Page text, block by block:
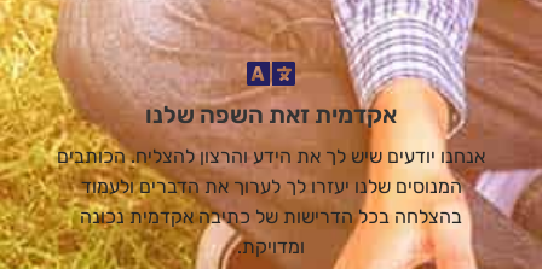
אקדמית זאת השפה שלנו
אנחנו יודעים שיש לך את הידע והרצון להצליח. הכותבים
המנוסים שלנו יעזרו לך לערוך את הדברים ולעמוד
בהצלחה בכל הדרישות של כתיבה אקדמית נכונה
ומדויקת.